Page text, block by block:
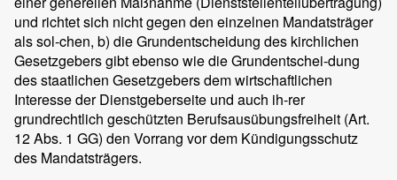
und richtet sich nicht gegen den einzelnen Mandatsträger
als sol-chen, b) die Grundentscheidung des kirchlichen
Gesetzgebers gibt ebenso wie die Grundentschei-dung
des staatlichen Gesetzgebers dem wirtschaftlichen
Interesse der Dienstgeberseite und auch ih-rer
grundrechtlich geschützten Berufsausübungsfreiheit (Art.
12 Abs. 1 GG) den Vorrang vor dem Kündigungsschutz
des Mandatsträgers.